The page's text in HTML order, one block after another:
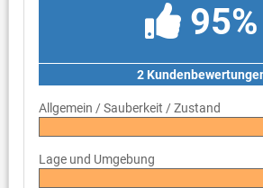
95%
2
Allgemein / Sauberkeit / Zustand
Lage und Umgebung